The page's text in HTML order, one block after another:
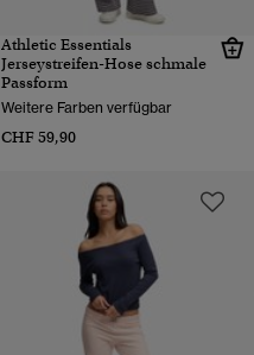
Athletic Essentials
Jerseystreifen-Hose schmale
Passform
Weitere Farben verfügbar
CHF 59,90